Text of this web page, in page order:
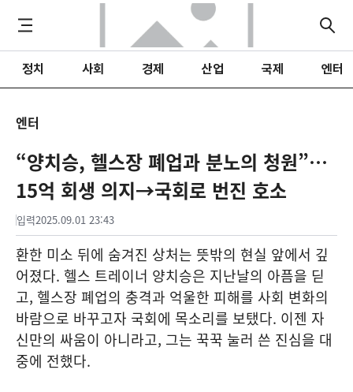
정치 사회 경제 산업 국제 엔터
엔터
“양치승, 헬스장 폐업과 분노의 청원”…
15억 회생 의지→국회로 번진 호소
입력2025.09.01 23:43
환한 미소 뒤에 숨겨진 상처는 뜻밖의 현실 앞에서 깊
어졌다. 헬스 트레이너 양치승은 지난날의 아픔을 딛
고, 헬스장 폐업의 충격과 억울한 피해를 사회 변화의
바람으로 바꾸고자 국회에 목소리를 보탰다. 이젠 자
신만의 싸움이 아니라고, 그는 꾹꾹 눌러 쓴 진심을 대
중에 전했다.